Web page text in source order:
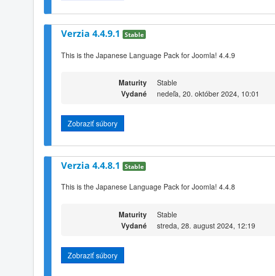
Verzia 4.4.9.1 Stable
This is the Japanese Language Pack for Joomla! 4.4.9
Maturity
Stable
Vydané
nedeľa, 20. október 2024, 10:01
Zobraziť súbory
Verzia 4.4.8.1 Stable
This is the Japanese Language Pack for Joomla! 4.4.8
Maturity
Stable
Vydané
streda, 28. august 2024, 12:19
Zobraziť súbory